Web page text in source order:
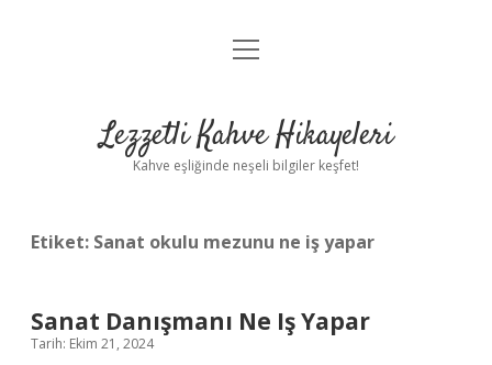
Anasayfa
Yasal Uyarı
menüyü
Lezzetli Kahve Hikayeleri
Kahve eşliğinde neşeli bilgiler keşfet!
Etiket: Sanat okulu mezunu ne iş yapar
Sanat Danışmanı Ne Iş Yapar
Tarih: Ekim 21, 2024